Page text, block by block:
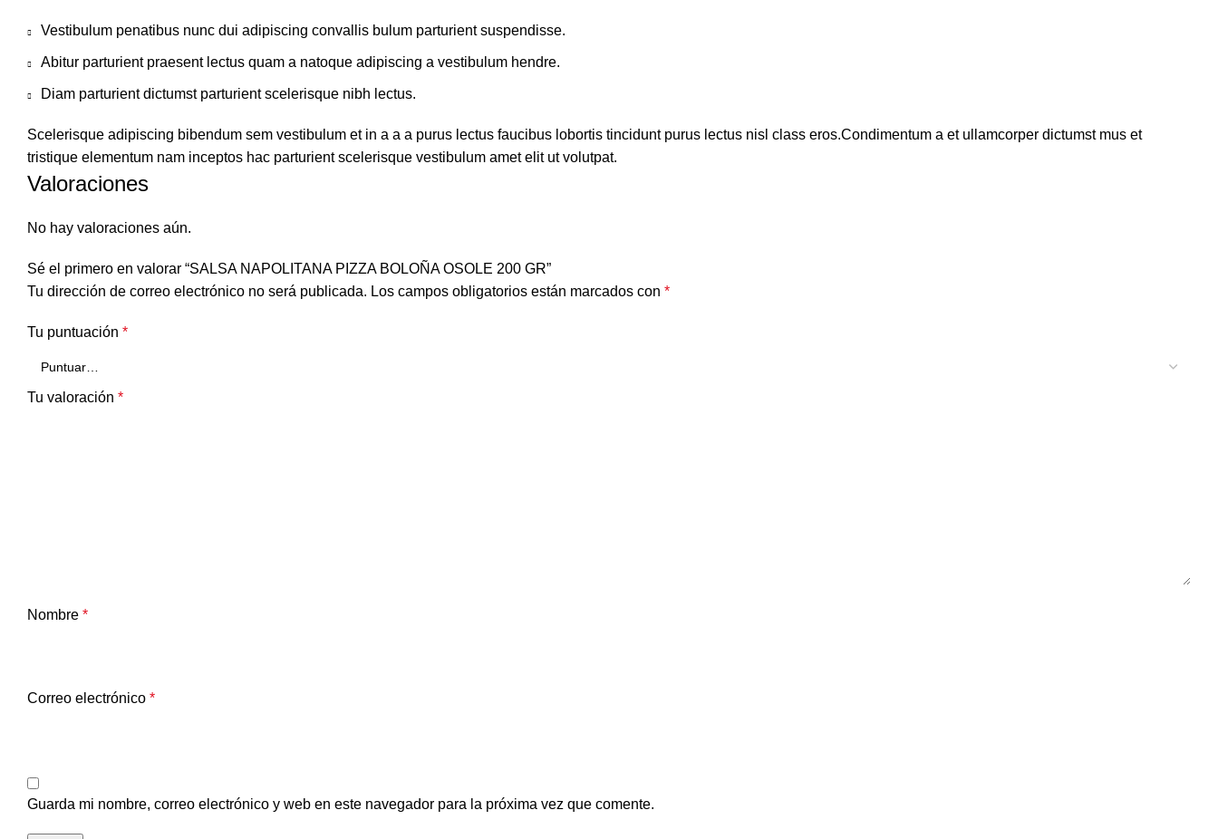
Vestibulum penatibus nunc dui adipiscing convallis bulum parturient suspendisse.
Abitur parturient praesent lectus quam a natoque adipiscing a vestibulum hendre.
Diam parturient dictumst parturient scelerisque nibh lectus.
Scelerisque adipiscing bibendum sem vestibulum et in a a a purus lectus faucibus lobortis tincidunt purus lectus nisl class eros.Condimentum a et ullamcorper dictumst mus et
tristique elementum nam inceptos hac parturient scelerisque vestibulum amet elit ut volutpat.
Valoraciones
No hay valoraciones aún.
Sé el primero en valorar “SALSA NAPOLITANA PIZZA BOLOÑA OSOLE 200 GR”
Tu dirección de correo electrónico no será publicada. Los campos obligatorios están marcados con *
Tu puntuación *
Tu valoración *
Nombre *
Correo electrónico *
Guarda mi nombre, correo electrónico y web en este navegador para la próxima vez que comente.